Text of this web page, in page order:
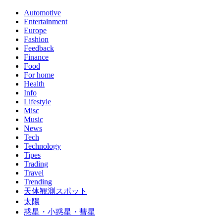
Automotive
Entertainment
Europe
Fashion
Feedback
Finance
Food
For home
Health
Info
Lifestyle
Misc
Music
News
Tech
Technology
Tipes
Trading
Travel
Trending
天体観測スポット
太陽
惑星・小惑星・彗星